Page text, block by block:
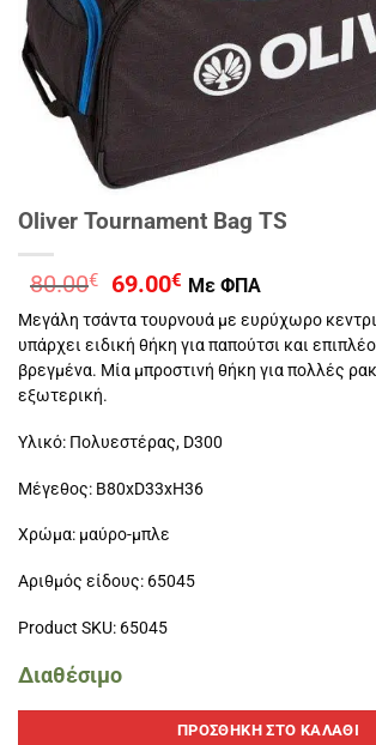
Oliver Tournament Bag TS
80.00€
Original
was:
80.00€.
69.00€ Η
τρέχουσα
τιμή
είναι:
69.00€.
Με ΦΠΑ
Μεγάλη τσάντα τουρνουά με ευρύχωρο
υπάρχει ειδική θήκη για παπούτσι και
βρεγμένα. Μία μπροστινή θήκη για πολλές
εξωτερική.
Υλικό: Πολυεστέρας, D300
Μέγεθος: B80xD33xH36
Χρώμα: μαύρο-μπλε
Αριθμός είδους: 65045
Product SKU: 65045
Διαθέσιμο
ΠΡΟΣΘΉΚΗ ΣΤΟ ΚΑΛΆΘΙ